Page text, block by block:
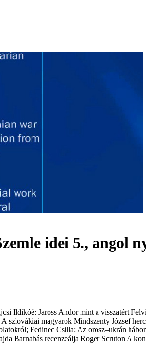
idei 5., angol
Ildikóé: Jaross Andor mint a visszatért
magyarok Mindszenty József
Fedinec Csilla: Az orosz–ukrán
Barnabás recenzeálja Roger Scruton A